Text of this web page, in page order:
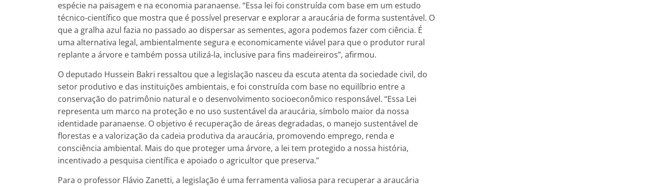
espécie na paisagem e na economia paranaense. “Essa lei foi construída com base em um estudo
técnico-científico que mostra que é possível preservar e explorar a araucária de forma sustentável. O
que a gralha azul fazia no passado ao dispersar as sementes, agora podemos fazer com ciência. É
uma alternativa legal, ambientalmente segura e economicamente viável para que o produtor rural
replante a árvore e também possa utilizá-la, inclusive para fins madeireiros”, afirmou.
O deputado Hussein Bakri ressaltou que a legislação nasceu da escuta atenta da sociedade civil, do
setor produtivo e das instituições ambientais, e foi construída com base no equilíbrio entre a
conservação do patrimônio natural e o desenvolvimento socioeconômico responsável. “Essa Lei
representa um marco na proteção e no uso sustentável da araucária, símbolo maior da nossa
identidade paranaense. O objetivo é recuperação de áreas degradadas, o manejo sustentável de
florestas e a valorização da cadeia produtiva da araucária, promovendo emprego, renda e
consciência ambiental. Mais do que proteger uma árvore, a lei tem protegido a nossa história,
incentivado a pesquisa científica e apoiado o agricultor que preserva.”
Para o professor Flávio Zanetti, a legislação é uma ferramenta valiosa para recuperar a araucária